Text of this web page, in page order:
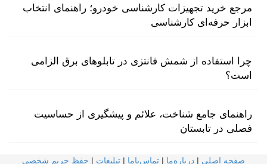
مرجع خرید تجهیزات کارشناسی خودرو؛ راهنمای انتخاب
ابزار حرفه‌ای کارشناسی
چرا استفاده از شمش فانتزی در تابلوهای برق الزامی
است؟
راهنمای جامع شناخت، علائم و پیشگیری از حساسیت
فصلی در تابستان
صفحه اصلی | درباره‌ما | تماس‌با‌ما | تبلیغات | حفظ حریم شخصی